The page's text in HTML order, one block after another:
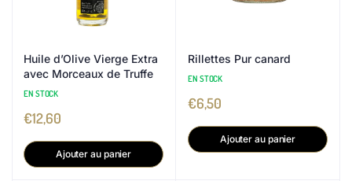
Huile d’Olive Vierge Extra
avec Morceaux de Truffe
EN STOCK
€12,60
Ajouter au panier
Rillettes Pur canard
EN STOCK
€6,50
Ajouter au panier